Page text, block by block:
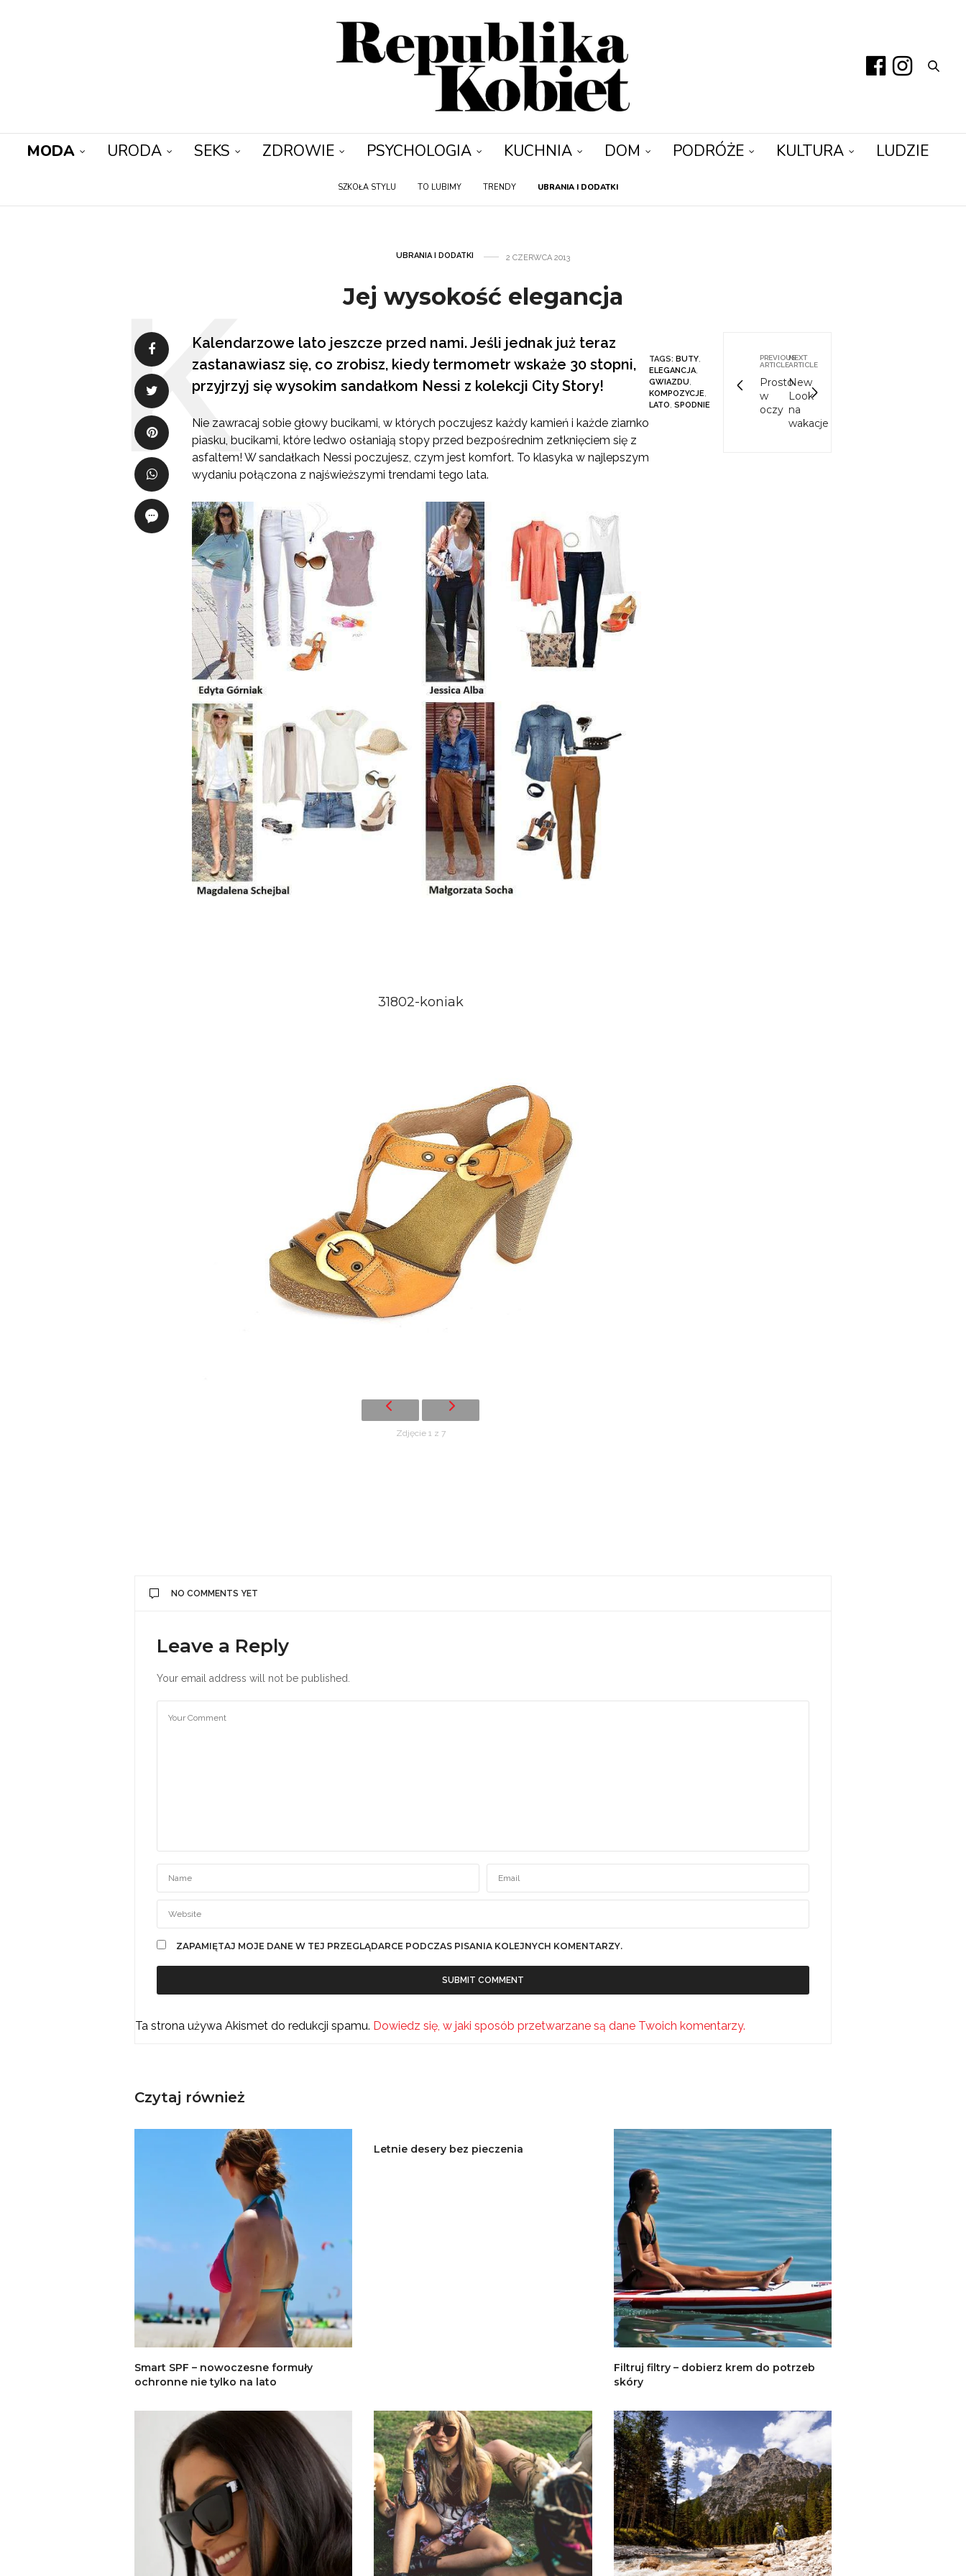
MODA URODA SEKS ZDROWIE PSYCHOLOGIA KUCHNIA DOM PODRÓŻE KULTURA LUDZIE
SZKOŁA STYLU TO LUBIMY TRENDY UBRANIA I DODATKI
UBRANIA I DODATKI 2 CZERWCA 2013
Jej wysokość elegancja
Kalendarzowe lato jeszcze przed nami. Jeśli jednak już teraz
zastanawiasz się, co zrobisz, kiedy termometr wskaże 30 stopni,
przyjrzyj się wysokim sandałkom Nessi z kolekcji City Story!
Nie zawracaj sobie głowy bucikami, w których poczujesz każdy kamień i każde ziarnko
piasku, bucikami, które ledwo osłaniają stopy przed bezpośrednim zetknięciem się z
asfaltem! W sandałkach Nessi poczujesz, czym jest komfort. To klasyka w najlepszym
wydaniu połączona z najświeższymi trendami tego lata.
31802-koniak
Zdjęcie 1 z 7
TAGS: BUTY,
ELEGANCJA,
GWIAZDU,
KOMPOZYCJE,
LATO,SPODNIE
PREVIOUS
ARTICLE
Prosto
w
oczy
NEXT
ARTICLE
New
Look
na
wakacje
NO COMMENTS YET
Leave a Reply
Your email address will not be published.
ZAPAMIĘTAJ MOJE DANE W TEJ PRZEGLĄDARCE PODCZAS PISANIA KOLEJNYCH KOMENTARZY.
Ta strona używa Akismet do redukcji spamu. Dowiedz się, w jaki sposób przetwarzane są dane Twoich komentarzy.
Czytaj również
Smart SPF – nowoczesne formuły
ochronne nie tylko na lato
Letnie desery bez pieczenia
Filtruj filtry – dobierz krem do potrzeb
skóry